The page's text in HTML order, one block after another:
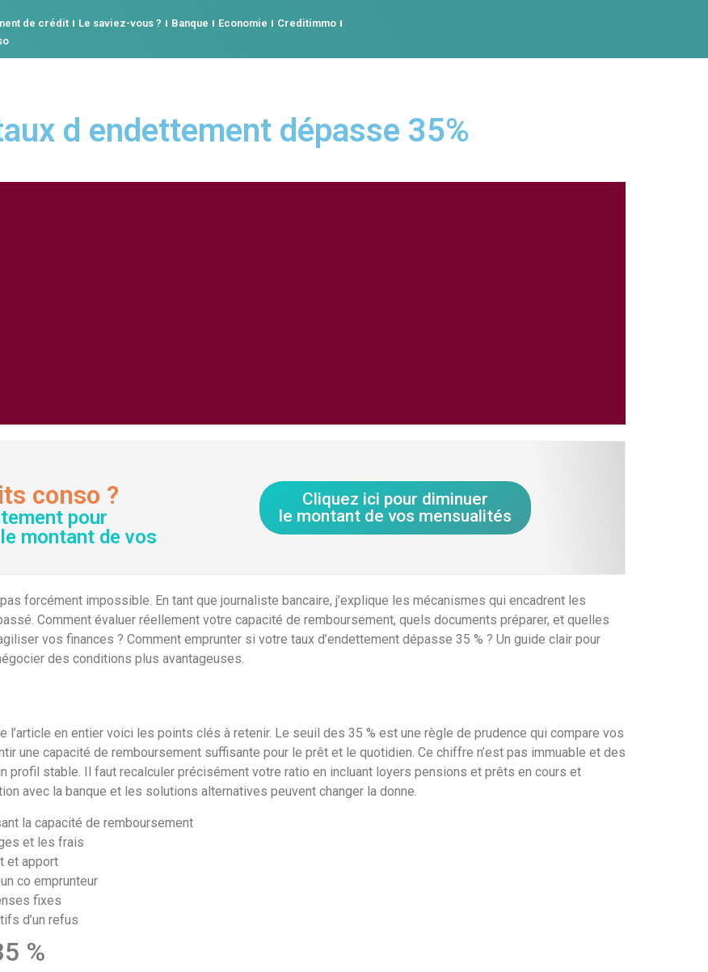
de crédit Le saviez-vous ? Banque Economie
Creditimmo
d endettement dépasse 35%
conso ?
pour
montant de vos
Cliquez ici pour diminuer
le montant de vos mensualités
forcément impossible. En tant que journaliste bancaire, j’explique les mécanismes qui encadrent les
Comment évaluer réellement votre capacité de remboursement, quels documents préparer, et quelles
vos finances ? Comment emprunter si votre taux d’endettement dépasse 35 % ? Un guide clair pour
des conditions plus avantageuses.
l’article en entier voici les points clés à retenir. Le seuil des 35 % est une règle de prudence qui compare vos
une capacité de remboursement suffisante pour le prêt et le quotidien. Ce chiffre n’est pas immuable et des
profil stable. Il faut recalculer précisément votre ratio en incluant loyers pensions et prêts en cours et
avec la banque et les solutions alternatives peuvent changer la donne.
la capacité de remboursement
et les frais
et apport
co emprunteur
fixes
d’un refus
%